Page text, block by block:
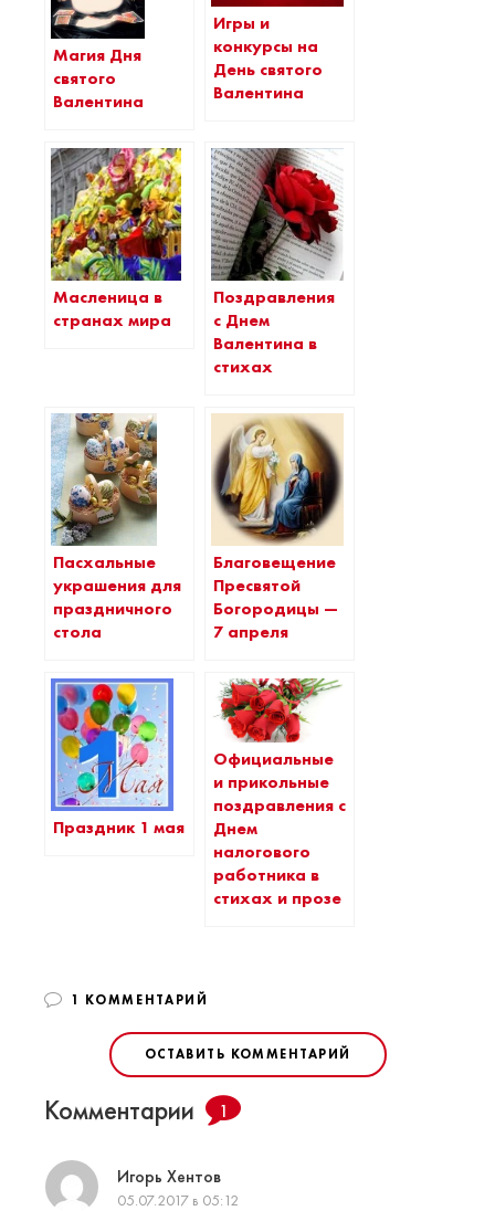
Магия Дня
святого
Валентина
Игры и
конкурсы на
День святого
Валентина
Масленица в
странах мира
Поздравления
с Днем
Валентина в
стихах
Пасхальные
украшения для
праздничного
стола
Благовещение
Пресвятой
Богородицы —
7 апреля
Праздник 1 мая
Официальные
и прикольные
поздравления с
Днем
налогового
работника в
стихах и прозе
1 КОММЕНТАРИЙ
ОСТАВИТЬ КОММЕНТАРИЙ
Комментарии 1
Игорь Хентов
05.07.2017 в 05:12